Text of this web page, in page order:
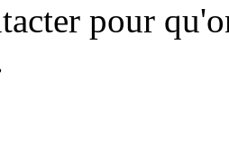
pour